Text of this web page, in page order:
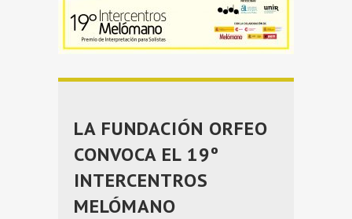
LA FUNDACIÓN ORFEO
CONVOCA EL 19º
INTERCENTROS
MELÓMANO